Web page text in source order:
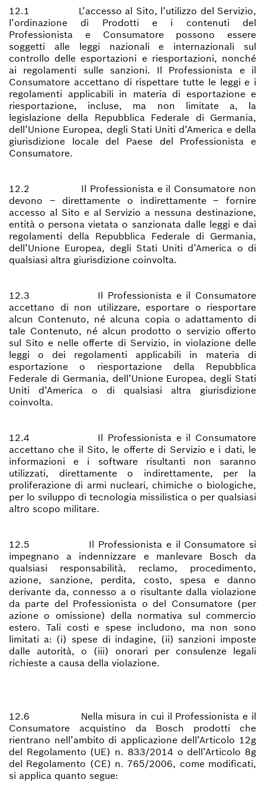
12.1 L’accesso al Sito, l’utilizzo del Servizio,
l’ordinazione di Prodotti e i contenuti del
Professionista e Consumatore possono essere
soggetti alle leggi nazionali e internazionali sul
controllo delle esportazioni e riesportazioni, nonché
ai regolamenti sulle sanzioni. Il Professionista e il
Consumatore accettano di rispettare tutte le leggi e i
regolamenti applicabili in materia di esportazione e
riesportazione, incluse, ma non limitate a, la
legislazione della Repubblica Federale di Germania,
dell’Unione Europea, degli Stati Uniti d’America e della
giurisdizione locale del Paese del Professionista e
Consumatore.
12.2 Il Professionista e il Consumatore non
devono – direttamente o indirettamente – fornire
accesso al Sito e al Servizio a nessuna destinazione,
entità o persona vietata o sanzionata dalle leggi e dai
regolamenti della Repubblica Federale di Germania,
dell’Unione Europea, degli Stati Uniti d’America o di
qualsiasi altra giurisdizione coinvolta.
12.3 Il Professionista e il Consumatore
accettano di non utilizzare, esportare o riesportare
alcun Contenuto, né alcuna copia o adattamento di
tale Contenuto, né alcun prodotto o servizio offerto
sul Sito e nelle offerte di Servizio, in violazione delle
leggi o dei regolamenti applicabili in materia di
esportazione o riesportazione della Repubblica
Federale di Germania, dell’Unione Europea, degli Stati
Uniti d’America o di qualsiasi altra giurisdizione
coinvolta.
12.4 Il Professionista e il Consumatore
accettano che il Sito, le offerte di Servizio e i dati, le
informazioni e i software risultanti non saranno
utilizzati, direttamente o indirettamente, per la
proliferazione di armi nucleari, chimiche o biologiche,
per lo sviluppo di tecnologia missilistica o per qualsiasi
altro scopo militare.
12.5 Il Professionista e il Consumatore si
impegnano a indennizzare e manlevare Bosch da
qualsiasi responsabilità, reclamo, procedimento,
azione, sanzione, perdita, costo, spesa e danno
derivante da, connesso a o risultante dalla violazione
da parte del Professionista o del Consumatore (per
azione o omissione) della normativa sul commercio
estero. Tali costi e spese includono, ma non sono
limitati a: (i) spese di indagine, (ii) sanzioni imposte
dalle autorità, o (iii) onorari per consulenze legali
richieste a causa della violazione.
12.6 Nella misura in cui il Professionista e il
Consumatore acquistino da Bosch prodotti che
rientrano nell’ambito di applicazione dell’Articolo 12g
del Regolamento (UE) n. 833/2014 o dell’Articolo 8g
del Regolamento (CE) n. 765/2006, come modificati,
si applica quanto segue: